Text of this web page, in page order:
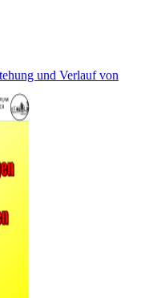
und Verlauf von